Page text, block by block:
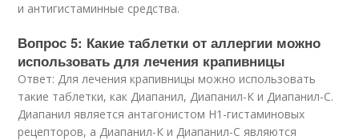
и антигистаминные средства.
Вопрос 5: Какие таблетки от аллергии можно
использовать для лечения крапивницы
Ответ: Для лечения крапивницы можно использовать
такие таблетки, как Диапанил, Диапанил-К и Диапанил-С.
Диапанил является антагонистом H1-гистаминовых
рецепторов, а Диапанил-К и Диапанил-С являются